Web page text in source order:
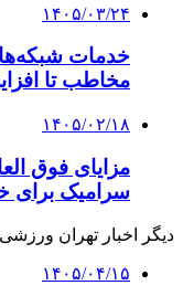
۱۴۰۵/۰۳/۲۴
مخاطب تا
۱۴۰۵/۰۲/۱۸
مزایای فوق
سرامیک برای
دیگر اخبار تهران ورزشی
۱۴۰۵/۰۴/۱۵